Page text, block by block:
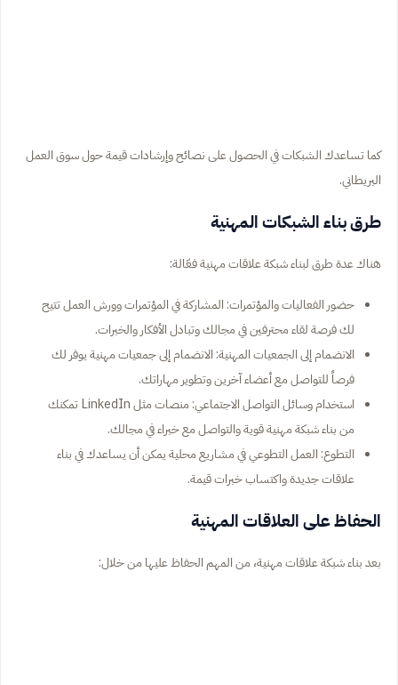
كما تساعدك الشبكات في الحصول على نصائح وإرشادات قيمة حول سوق العمل
البريطاني.
طرق بناء الشبكات المهنية
هناك عدة طرق لبناء شبكة علاقات مهنية فعّالة:
حضور الفعاليات والمؤتمرات: المشاركة في المؤتمرات وورش العمل تتيح
لك فرصة لقاء محترفين في مجالك وتبادل الأفكار والخبرات.
الانضمام إلى الجمعيات المهنية: الانضمام إلى جمعيات مهنية يوفر لك
فرصاً للتواصل مع أعضاء آخرين وتطوير مهاراتك.
استخدام وسائل التواصل الاجتماعي: منصات مثل LinkedIn تمكنك
من بناء شبكة مهنية قوية والتواصل مع خبراء في مجالك.
التطوع: العمل التطوعي في مشاريع محلية يمكن أن يساعدك في بناء
علاقات جديدة واكتساب خبرات قيمة.
الحفاظ على العلاقات المهنية
بعد بناء شبكة علاقات مهنية، من المهم الحفاظ عليها من خلال: